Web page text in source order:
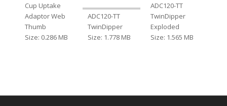
Cup Uptake
Adaptor Web
Thumb
Size: 0.286 MB
ADC120-TT
TwinDipper
Size: 1.778 MB
ADC120-TT
TwinDipper
Exploded
Size: 1.565 MB